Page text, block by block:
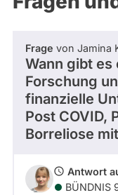
oder
Mandaten
können
über
befragt
Frage von Jamina
Wann gibt
Forschung
finanzielle
Post COVID,
Borreliose
Antwort
BÜNDNIS